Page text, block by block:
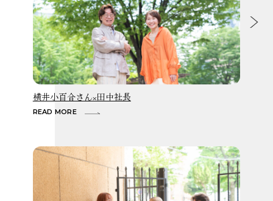
横井小百合さん×田中社長
READ MORE